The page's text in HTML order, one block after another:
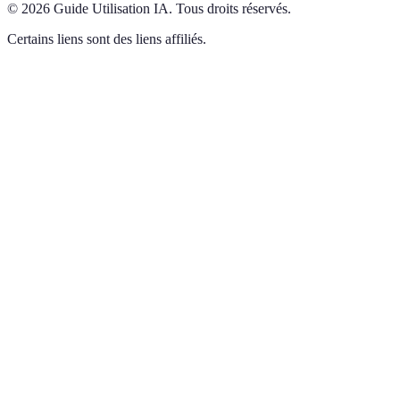
© 2026 Guide Utilisation IA. Tous droits réservés.
Certains liens sont des liens affiliés.